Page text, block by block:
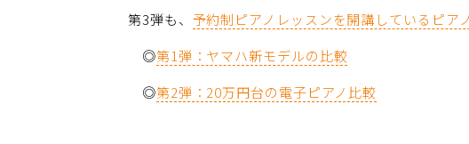
第3弾も、 予約制ピアノレッスンを開講しているピア
◎第1弾：ヤマハ新モデルの比較
◎第2弾：20万円台の電子ピアノ比較